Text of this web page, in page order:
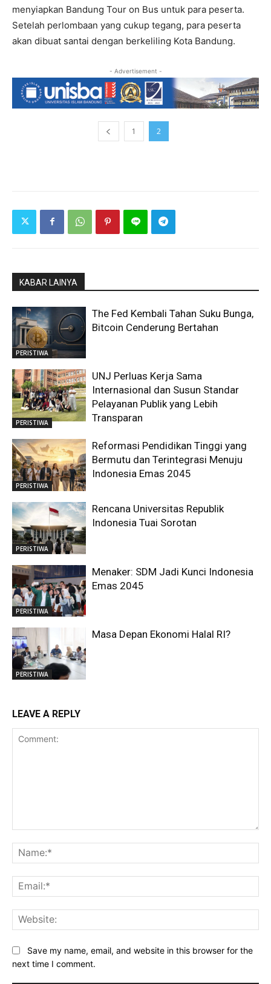
menyiapkan Bandung Tour on Bus untuk para peserta.
Setelah perlombaan yang cukup tegang, para peserta
akan dibuat santai dengan berkeliling Kota Bandung.
- Advertisement -
1 2
KABAR LAINYA
PERISTIWA
The Fed Kembali Tahan Suku Bunga,
Bitcoin Cenderung Bertahan
PERISTIWA
UNJ Perluas Kerja Sama
Internasional dan Susun Standar
Pelayanan Publik yang Lebih
Transparan
PERISTIWA
Reformasi Pendidikan Tinggi yang
Bermutu dan Terintegrasi Menuju
Indonesia Emas 2045
PERISTIWA
Rencana Universitas Republik
Indonesia Tuai Sorotan
PERISTIWA
Menaker: SDM Jadi Kunci Indonesia
Emas 2045
PERISTIWA
Masa Depan Ekonomi Halal RI?
LEAVE A REPLY
Save my name, email, and website in this browser for the
next time I comment.